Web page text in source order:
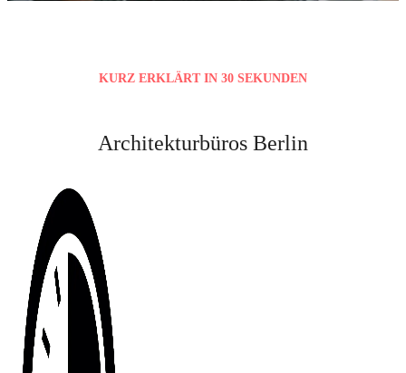
KURZ ERKLÄRT IN 30 SEKUNDEN
Architekturbüros Berlin